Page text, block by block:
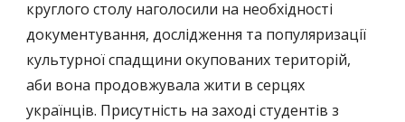
круглого столу наголосили на необхідності
документування, дослідження та популяризації
культурної спадщини окупованих територій,
аби вона продовжувала жити в серцях
українців. Присутність на заході студентів з